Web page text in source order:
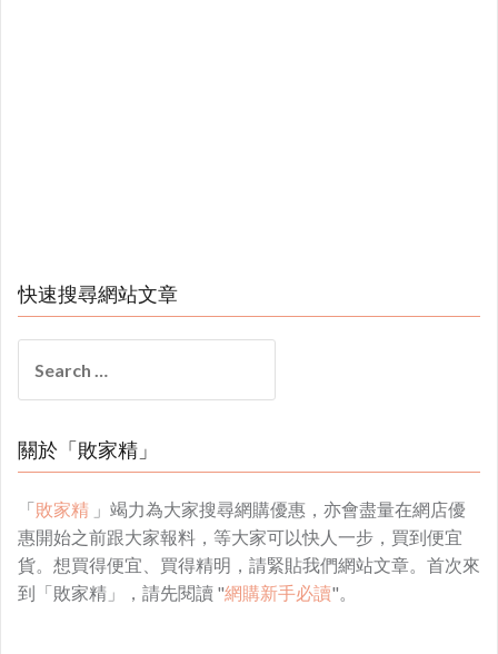
快速搜尋網站文章
for:
關於「敗家精」
「敗家精 」竭力為大家搜尋網購優惠，亦會盡量在網店優
惠開始之前跟大家報料，等大家可以快人一步，買到便宜
貨。想買得便宜、買得精明，請緊貼我們網站文章。首次來
到「敗家精」，請先閱讀 "網購新手必讀"。